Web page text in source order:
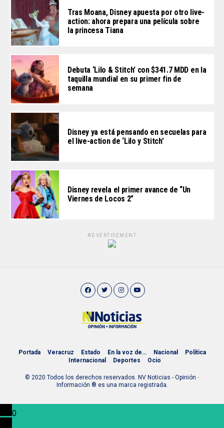
Tras Moana, Disney apuesta por otro live-
action: ahora prepara una película sobre
la princesa Tiana
Debuta ‘Lilo & Stitch’ con $341.7 MDD en la
taquilla mundial en su primer fin de
semana
Disney ya está pensando en secuelas para
el live-action de ‘Lilo y Stitch’
Disney revela el primer avance de “Un
Viernes de Locos 2”
ADVERTISEMENT
Portada Veracruz Estado En la voz de… Nacional
Política
Internacional
Deportes Ocio
© 2020 Todos los derechos reservados. NV Noticias - Opinión ∙
Información ® es una marca registrada.
0